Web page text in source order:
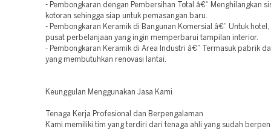
- Pembongkaran dengan Pembersihan Total â€“ Menghilangkan
kotoran sehingga siap untuk pemasangan baru.
- Pembongkaran Keramik di Bangunan Komersial â€“ Untuk
pusat perbelanjaan yang ingin memperbarui tampilan interior.
- Pembongkaran Keramik di Area Industri â€“ Termasuk pabrik
yang membutuhkan renovasi lantai.
Keunggulan Menggunakan Jasa Kami
Tenaga Kerja Profesional dan Berpengalaman
Kami memiliki tim yang terdiri dari tenaga ahli yang sudah